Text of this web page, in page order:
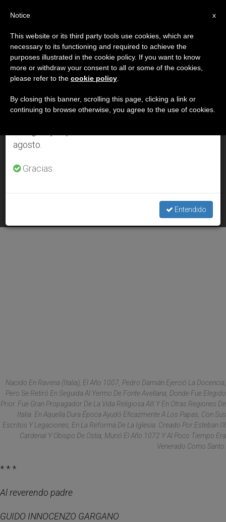
DÍA
Marzo 12th, 2007
ÚLTIMAS NOTICIAS
Carta del Papa a la Orden de los camaldulenses en el
MAR 12, 2007 00:00
Nacido En Ravena (Italia), El Año 1007, Pedro Damián Ejerció La Docencia,
Pero Se Retiró En Seguida Al Yermo De Fonte Avellana, Donde Fue Elegido
Prior. Fue Gran Propagador De La Vida Religiosa Allí Y En Otras Regiones De
Italia. En Aquella Dura Época Ayudó Eficazmente A Los Papas, Con Sus
Escritos Y Legaciones, En La Reforma De La Iglesia. Creado Por Esteban IX
Cardenal Y Obispo De Ostia, Murió El Año 1072 Y Al Poco Tiempo Era
Venerado Como Santo.
* * *
Al reverendo padre
GUIDO INNOCENZO GARGANO
×
Aviso importante
Del 27 de julio al 7 de agosto haremos la pausa
anual, aprovechando que en el periodo de verano
se generan menos informaciones y también el
agosto.
Gracias.
Entendido
x
Notice
This website or its third party tools use cookies, which are
necessary to its functioning and required to achieve the
purposes illustrated in the cookie policy. If you want to know
more or withdraw your consent to all or some of the cookies,
please refer to the cookie policy
By closing this banner, scrolling this page, clicking a link or
continuing to browse otherwise, you agree to the use of cookies.